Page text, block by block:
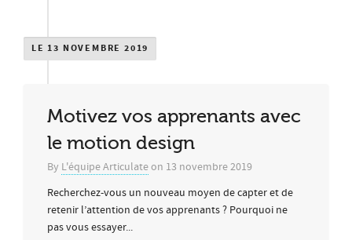
LE 13 NOVEMBRE 2019
Motivez vos apprenants avec
le motion design
By L'équipe Articulateon 13 novembre 2019
Recherchez-vous un nouveau moyen de capter et de
retenir l’attention de vos apprenants ? Pourquoi ne
pas vous essayer...